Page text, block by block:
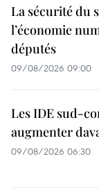
La sécurité du
l’économie
députés
09/08/2026 09:00
Les IDE sud-
augmenter
09/08/2026 06:30